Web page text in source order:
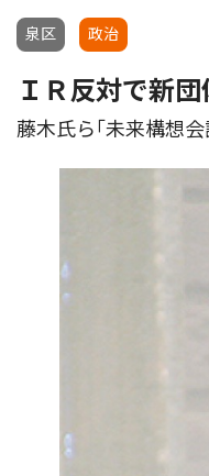
泉区 政治
ＩＲ反対で新団
藤木氏ら｢未来構想会